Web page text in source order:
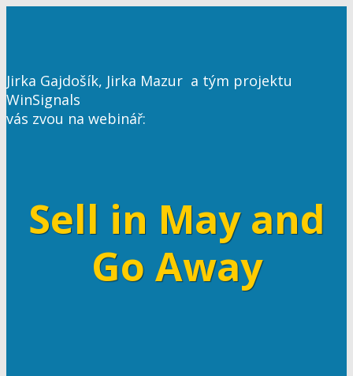
Jirka Gajdošík, Jirka Mazur a tým projektu
WinSignals
vás zvou na webinář:
Sell in May and
Go Away